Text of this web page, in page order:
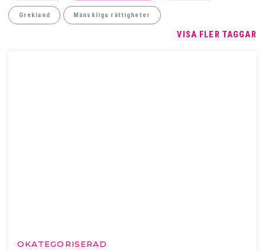
Grekland Mänskliga rättigheter
VISA FLER TAGGAR
OKATEGORISERAD